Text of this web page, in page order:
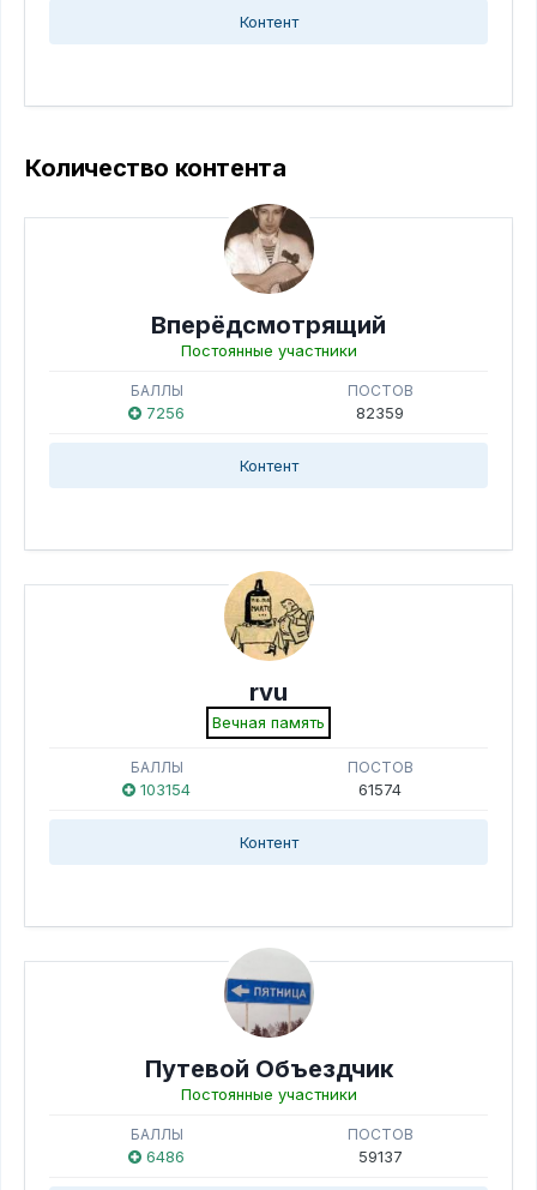
Контент
Количество контента
Вперёдсмотрящий
Постоянные участники
БАЛЛЫ
7256
ПОСТОВ
82359
Контент
rvu
Вечная память
БАЛЛЫ
103154
ПОСТОВ
61574
Контент
Путевой Объездчик
Постоянные участники
БАЛЛЫ
6486
ПОСТОВ
59137